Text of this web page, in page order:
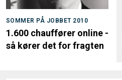
SOMMER PÅ JOBBET 2010
1.600 chauffører online -
så kører det for fragten